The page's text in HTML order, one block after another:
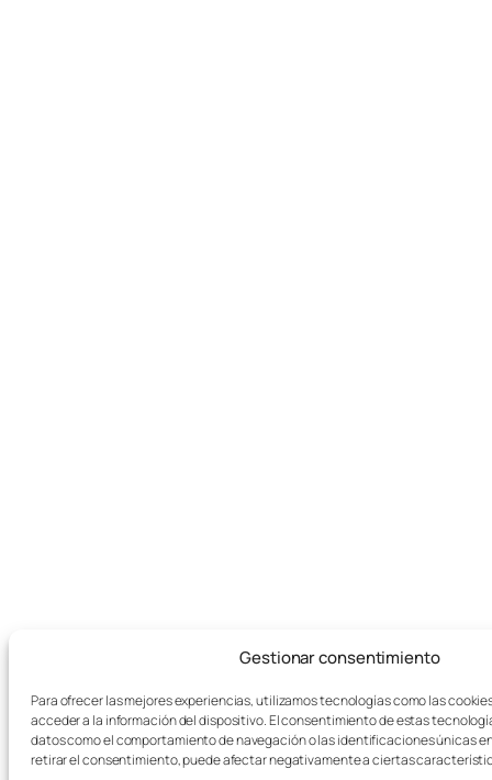
Gestionar consentimiento
Para ofrecer las mejores experiencias, utilizamos tecnologías como las
acceder a la información del dispositivo. El consentimiento de estas
datos como el comportamiento de navegación o las identificaciones únicas
retirar el consentimiento, puede afectar negativamente a ciertas